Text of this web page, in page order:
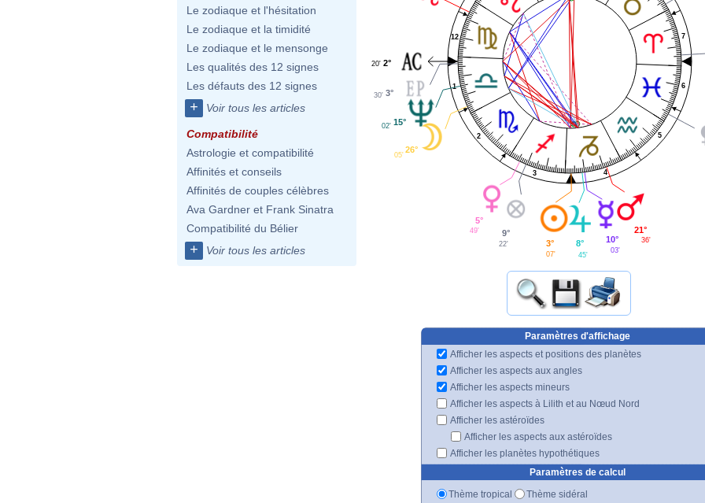
Le zodiaque et l'hésitation
Le zodiaque et la timidité
Le zodiaque et le mensonge
Les qualités des 12 signes
Les défauts des 12 signes
+ Voir tous les articles
Compatibilité
Astrologie et compatibilité
Affinités et conseils
Affinités de couples célèbres
Ava Gardner et Frank Sinatra
Compatibilité du Bélier
+ Voir tous les articles
1
2
3 4
5
6
7
12
2°
20'
3°
30'
15°
02'
26°
05'
5°
49' 9°
22' 3°
07'
8°
45'
10°
03'
21°
36'
Paramètres d'affichage
Afficher les aspects et positions des planètes
Afficher les aspects aux angles
Afficher les aspects mineurs
Afficher les aspects à Lilith et au Nœud Nord
Afficher les astéroïdes
Afficher les aspects aux astéroïdes
Afficher les planètes hypothétiques
Paramètres de calcul
Thème tropical
Thème sidéral